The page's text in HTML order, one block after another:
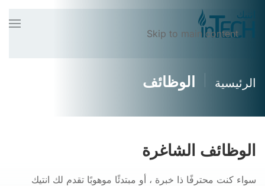
Skip to main content
الرئيسية الوظائف
الوظائف الشاغرة
سواء كنت محترفًا ذا خبرة ، أو مبتدئًا موهوبًا تقدم لك انتيك